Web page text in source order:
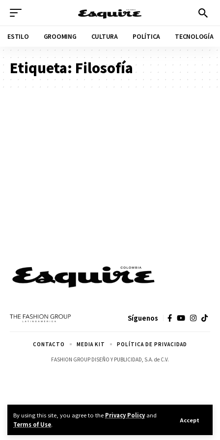
By using this site, you agree to the Privacy Policyand
Terms of Use.
Accept
ESTILO GROOMING CULTURA POLÍTICA TECNOLOGÍA
Etiqueta: Filosofía
Síguenos
FASHION GROUP DISEÑO Y PUBLICIDAD, S.A. de C.V.
CONTACTO MEDIA KIT POLÍTICA DE PRIVACIDAD